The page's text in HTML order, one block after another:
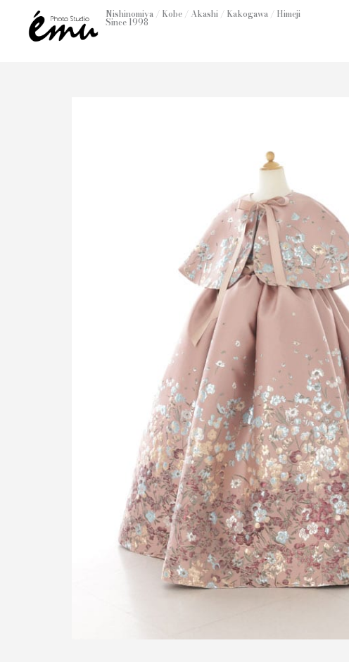
Nishinomiya / Kobe / Akashi / Kakogawa / Himeji
Since 1998